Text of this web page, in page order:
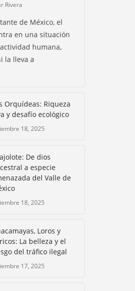
Rivera
de México, el
en una situación
humana,
la lleva a
Orquídeas: Riqueza
y desafío ecológico
18, 2025
De dios
a especie
del Valle de
18, 2025
Loros y
La belleza y el
del tráfico ilegal
17, 2025